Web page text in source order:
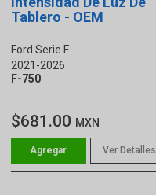
Tablero - OEM
Ford Serie F
2021-2026
F-750
$681.00 MXN
Ver Detalles